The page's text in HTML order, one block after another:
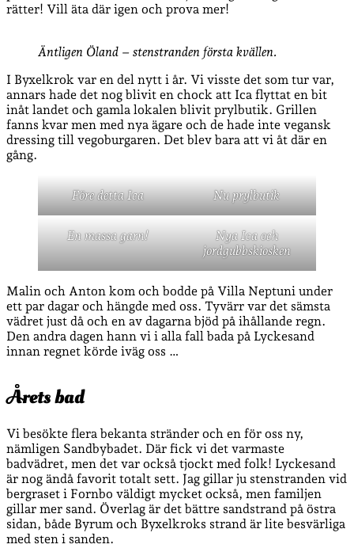
rätter! Vill äta där igen och prova mer!
Äntligen Öland – stenstranden första kvällen.
I Byxelkrok var en del nytt i år. Vi visste det som tur var,
annars hade det nog blivit en chock att Ica flyttat en bit
inåt landet och gamla lokalen blivit prylbutik. Grillen
fanns kvar men med nya ägare och de hade inte vegansk
dressing till vegoburgaren. Det blev bara att vi åt där en
gång.
Före detta Ica Nu prylbutik
En massa garn!
Nya Ica och
jordgubbskiosken
Malin och Anton kom och bodde på Villa Neptuni under
ett par dagar och hängde med oss. Tyvärr var det sämsta
vädret just då och en av dagarna bjöd på ihållande regn.
Den andra dagen hann vi i alla fall bada på Lyckesand
innan regnet körde iväg oss …
Årets bad
Vi besökte flera bekanta stränder och en för oss ny,
nämligen Sandbybadet. Där fick vi det varmaste
badvädret, men det var också tjockt med folk! Lyckesand
är nog ändå favorit totalt sett. Jag gillar ju stenstranden vid
bergraset i Fornbo väldigt mycket också, men familjen
gillar mer sand. Överlag är det bättre sandstrand på östra
sidan, både Byrum och Byxelkroks strand är lite besvärliga
med sten i sanden.